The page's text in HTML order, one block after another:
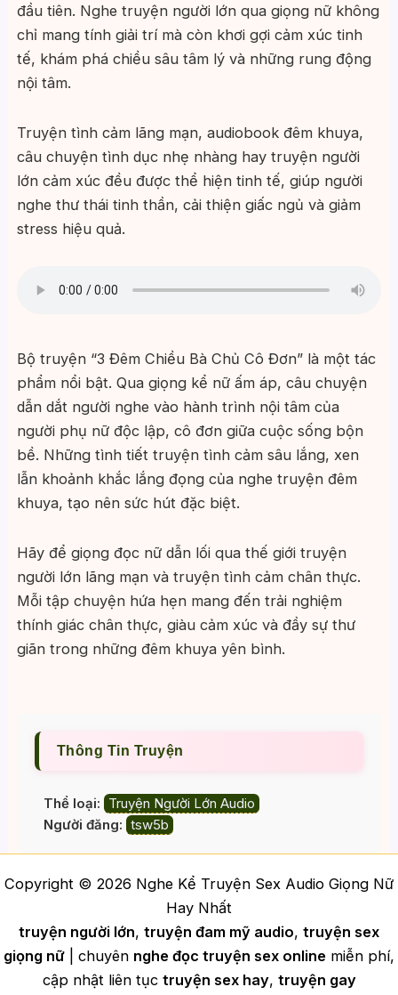
đầu tiên. Nghe truyện người lớn qua giọng nữ không
chỉ mang tính giải trí mà còn khơi gợi cảm xúc tinh
tế, khám phá chiều sâu tâm lý và những rung động
nội tâm.
Truyện tình cảm lãng mạn, audiobook đêm khuya,
câu chuyện tình dục nhẹ nhàng hay truyện người
lớn cảm xúc đều được thể hiện tinh tế, giúp người
nghe thư thái tinh thần, cải thiện giấc ngủ và giảm
stress hiệu quả.
Bộ truyện “3 Đêm Chiều Bà Chủ Cô Đơn” là một tác
phẩm nổi bật. Qua giọng kể nữ ấm áp, câu chuyện
dẫn dắt người nghe vào hành trình nội tâm của
người phụ nữ độc lập, cô đơn giữa cuộc sống bộn
bề. Những tình tiết truyện tình cảm sâu lắng, xen
lẫn khoảnh khắc lắng đọng của nghe truyện đêm
khuya, tạo nên sức hút đặc biệt.
Hãy để giọng đọc nữ dẫn lối qua thế giới truyện
người lớn lãng mạn và truyện tình cảm chân thực.
Mỗi tập chuyện hứa hẹn mang đến trải nghiệm
thính giác chân thực, giàu cảm xúc và đầy sự thư
giãn trong những đêm khuya yên bình.
Thông Tin Truyện
Thể loại: Truyện Người Lớn Audio
Người đăng: tsw5b
Copyright © 2026 Nghe Kể Truyện Sex Audio Giọng Nữ
Hay Nhất
truyện người lớn, truyện đam mỹ audio, truyện sex
giọng nữ | chuyên nghe đọc truyện sex online miễn phí,
cập nhật liên tục truyện sex hay, truyện gay